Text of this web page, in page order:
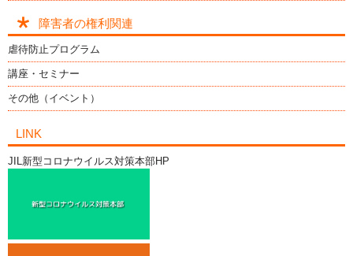
障害者の権利関連
虐待防止プログラム
講座・セミナー
その他（イベント）
LINK
JIL新型コロナウイルス対策本部HP